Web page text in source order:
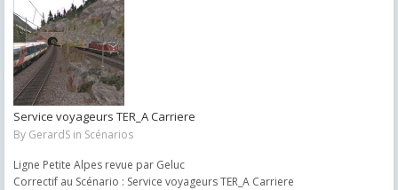
Service voyageurs TER_A Carriere
By GerardS in Scénarios
Ligne Petite Alpes revue par Geluc
Correctif au Scénario : Service voyageurs TER_A Carriere